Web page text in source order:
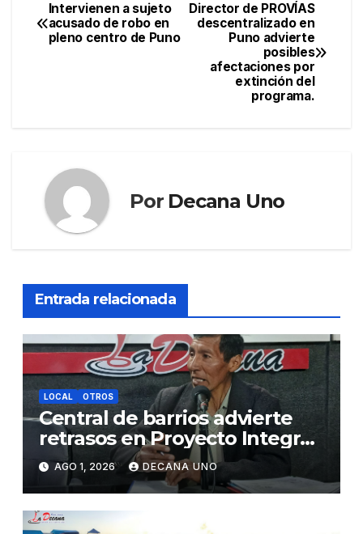
Navegación
de
Director de PROVÍAS
descentralizado en
Puno advierte
posibles
afectaciones por
extinción del
programa.
Intervienen a sujeto
acusado de robo en
pleno centro de Puno
Por Decana Uno
Entrada relacionada
LOCAL OTROS
Central de barrios advierte
retrasos en Proyecto Integral
de Agua y Alcantarillado para
Juliaca
AGO 1, 2026 DECANA UNO